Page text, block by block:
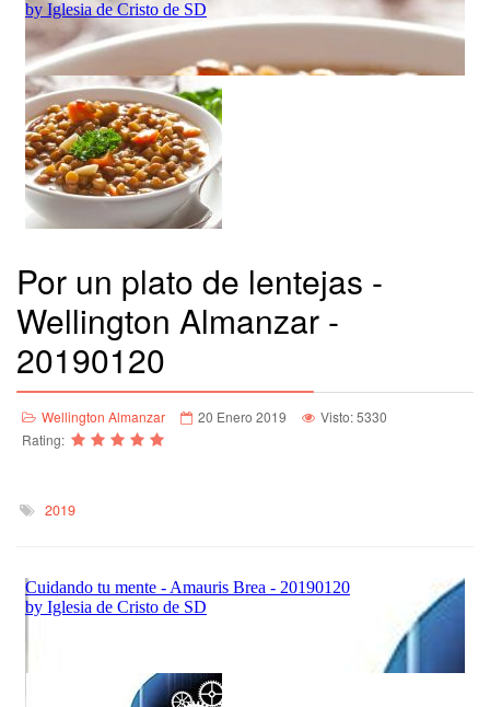
Por un plato de lentejas -
Wellington Almanzar -
20190120
Wellington Almanzar 20 Enero 2019
Visto: 5330
Rating:
2019